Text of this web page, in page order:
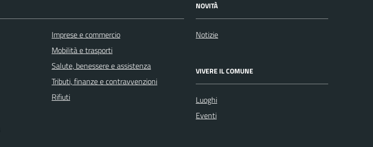
Imprese e commercio
Mobilità e trasporti
Salute, benessere e assistenza
Tributi, finanze e contravvenzioni
Rifiuti
NOVITÀ
Notizie
VIVERE IL COMUNE
Luoghi
Eventi